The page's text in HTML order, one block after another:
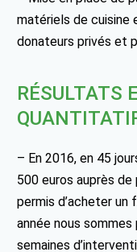
matériels de cuisine
donateurs privés et
RÉSULTATS
– En 2016, en 45
500 euros auprès
permis d’acheter
année nous
semaines